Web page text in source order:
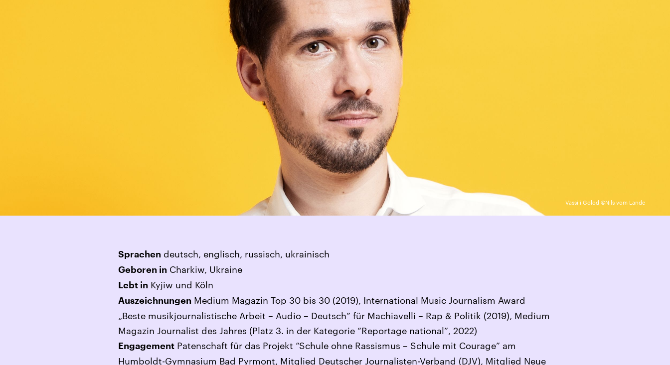
Vassili Golod ©Nils vom Lande
Sprachen deutsch, englisch, russisch, ukrainisch
Geboren in Charkiw, Ukraine
Lebt in Kyjiw und Köln
Auszeichnungen Medium Magazin Top 30 bis 30 (2019), International Music Journalism Award
„Beste musikjournalistische Arbeit – Audio – Deutsch” für Machiavelli – Rap & Politik (2019), Medium
Magazin Journalist des Jahres (Platz 3. in der Kategorie “Reportage national”, 2022)
Engagement Patenschaft für das Projekt “Schule ohne Rassismus – Schule mit Courage” am
Humboldt-Gymnasium Bad Pyrmont, Mitglied Deutscher Journalisten-Verband (DJV), Mitglied Neue